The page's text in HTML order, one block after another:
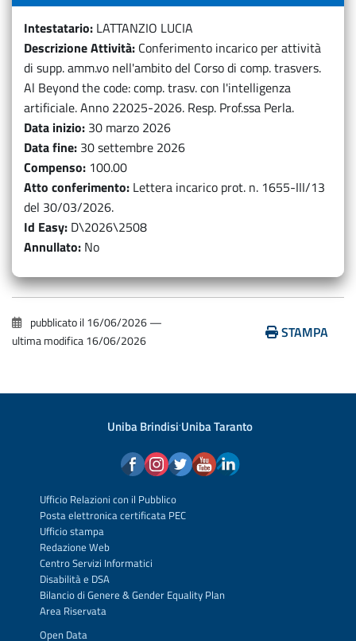
Intestatario LATTANZIO LUCIA
Descrizione Attività Conferimento incarico per attività
di supp. amm.vo nell'ambito del Corso di comp. trasvers.
Al Beyond the code: comp. trasv. con l'intelligenza
artificiale. Anno 22025-2026. Resp. Prof.ssa Perla.
Data inizio 30 marzo 2026
Data fine 30 settembre 2026
Compenso 100.00
Atto conferimento Lettera incarico prot. n. 1655-III/13
del 30/03/2026.
Id Easy D\2026\2508
Annullato No
pubblicato il16/06/2026—
ultima modifica16/06/2026 STAMPA
Uniba Brindisi·Uniba Taranto
Ufficio Relazioni con il Pubblico
Posta elettronica certificata PEC
Ufficio stampa
Redazione Web
Centro Servizi Informatici
Disabilità e DSA
Bilancio di Genere & Gender Equality Plan
Area Riservata
Open Data